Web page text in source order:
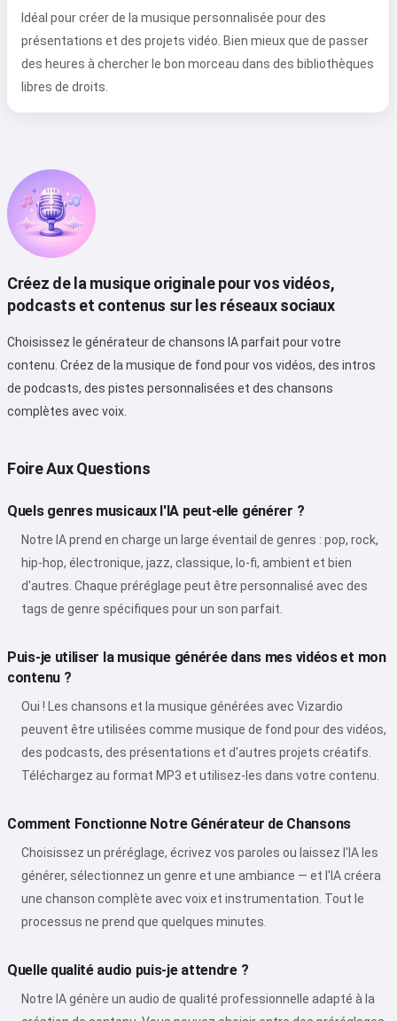
Idéal pour créer de la musique personnalisée pour des
présentations et des projets vidéo. Bien mieux que de passer
des heures à chercher le bon morceau dans des bibliothèques
libres de droits.
Créez de la musique originale pour vos vidéos,
podcasts et contenus sur les réseaux sociaux
Choisissez le générateur de chansons IA parfait pour votre
contenu. Créez de la musique de fond pour vos vidéos, des intros
de podcasts, des pistes personnalisées et des chansons
complètes avec voix.
Foire Aux Questions
Quels genres musicaux l'IA peut-elle générer ?
Notre IA prend en charge un large éventail de genres : pop, rock,
hip-hop, électronique, jazz, classique, lo-fi, ambient et bien
d'autres. Chaque préréglage peut être personnalisé avec des
tags de genre spécifiques pour un son parfait.
Puis-je utiliser la musique générée dans mes vidéos et mon
contenu ?
Oui ! Les chansons et la musique générées avec Vizardio
peuvent être utilisées comme musique de fond pour des vidéos,
des podcasts, des présentations et d'autres projets créatifs.
Téléchargez au format MP3 et utilisez-les dans votre contenu.
Comment Fonctionne Notre Générateur de Chansons
Choisissez un préréglage, écrivez vos paroles ou laissez l'IA les
générer, sélectionnez un genre et une ambiance — et l'IA créera
une chanson complète avec voix et instrumentation. Tout le
processus ne prend que quelques minutes.
Quelle qualité audio puis-je attendre ?
Notre IA génère un audio de qualité professionnelle adapté à la
des poèmes et faire des
félicitations 🥰
Essayez gratuitement